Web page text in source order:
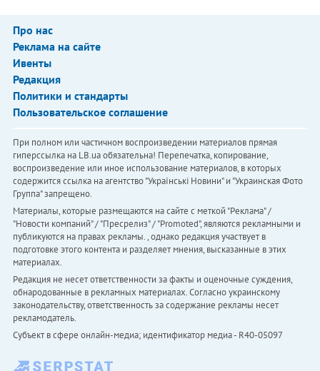
Про нас
Реклама на сайте
Ивенты
Редакция
Политики и стандарты
Пользовательское соглашение
При полном или частичном воспроизведении материалов прямая
гиперссылка на LB.ua обязательна! Перепечатка, копирование,
воспроизведение или иное использование материалов, в которых
содержится ссылка на агентство "Українськi Новини" и "Украинская Фото
Группа" запрещено.
Материалы, которые размещаются на сайте с меткой "Реклама" /
"Новости компаний" / "Пресрелиз" / "Promoted", являются рекламными и
публикуются на правах рекламы. , однако редакция участвует в
подготовке этого контента и разделяет мнения, высказанные в этих
материалах.
Редакция не несет ответственности за факты и оценочные суждения,
обнародованные в рекламных материалах. Согласно украинскому
законодательству, ответственность за содержание рекламы несет
рекламодатель.
Субъект в сфере онлайн-медиа; идентификатор медиа - R40-05097